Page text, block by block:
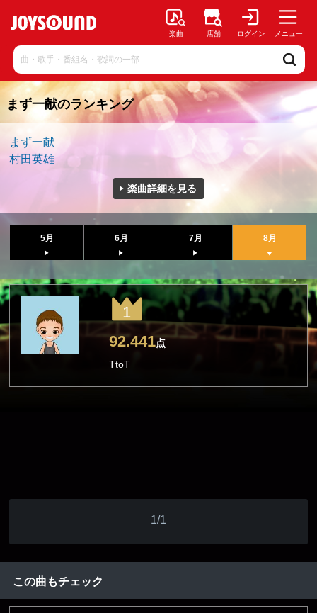
楽曲 店舗 ログイン メニュー
まず一献のランキング
まず一献
村田英雄
楽曲詳細を見る
5月 6月 7月 8月
1
92.441点
TtoT
1/1
この曲もチェック